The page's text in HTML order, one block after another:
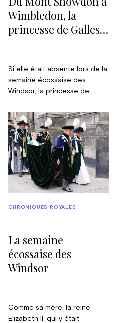
Wimbledon, la
princesse de Galles
Si elle était absente lors de la
semaine écossaise des
Windsor, la princesse de
une de l’actualité en
s’attaquant au National Three
Peaks Challenge, un défi
consistant à gravir les trois
plus hauts sommets de
Grande-Bretagne : le Ben
Nevis, en Écosse, le Scafell
Pike, en Angleterre, et Yr
La semaine
écossaise des
Windsor
CHRONIQUES ROYALES
Comme sa mère, la reine
Elizabeth II, qui y était